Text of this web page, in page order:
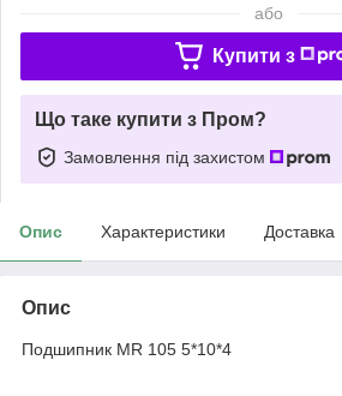
або
Купити з
Що таке купити з Пром?
Замовлення під захистом
Опис Характеристики Доставка
Опис
Подшипник MR 105 5*10*4